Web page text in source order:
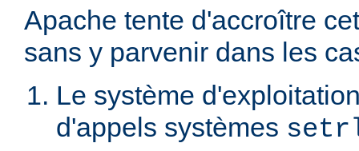
Apache tente d'accroître
sans y parvenir dans les
Le système
d'appels systèmes